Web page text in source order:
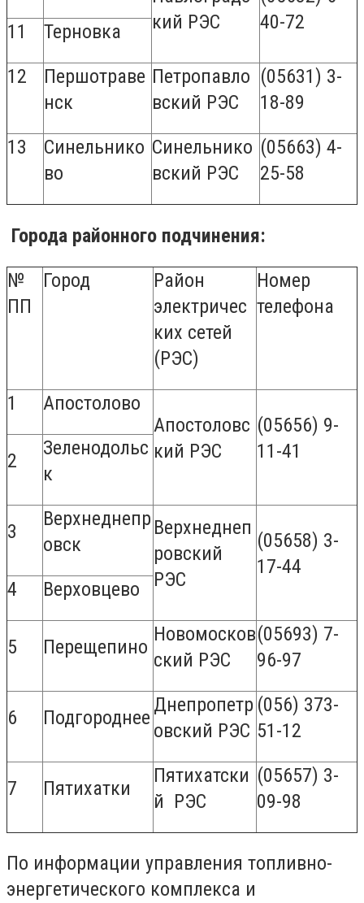
кий РЭС
40-72
11
Терновка
12
Першотраве
нск
Петропавло
вский РЭС
(05631) 3-
18-89
13
Синельнико
во
Синельнико
вский РЭС
(05663) 4-
25-58
Города районного подчинения:
№
ПП
Город
Район
электричес
ких сетей
(РЭС)
Номер
телефона
1
Апостолово
Апостоловс
кий РЭС
(05656) 9-
11-41
2
Зеленодольс
к
3
Верхнеднепр
овск
Верхнеднеп
ровский
РЭС
(05658) 3-
17-44
4
Верховцево
5 Перещепино
Новомосков
ский РЭС
(05693) 7-
96-97
6 Подгороднее
Днепропетр
овский РЭС
(056) 373-
51-12
7 Пятихатки
Пятихатски
й РЭС
(05657) 3-
09-98
По информации управления топливно-
энергетического комплекса и